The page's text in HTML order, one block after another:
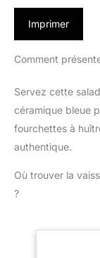
Imprimer
Comment
Servez cette
céramique bleue
fourchettes à
authentique.
Où trouver la
?